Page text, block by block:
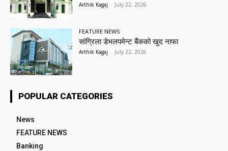
Arthik Kagaj - July 22, 2026
FEATURE NEWS
सांग्रिला डेभलपमेन्ट बैंकको खुद नाफा
Arthik Kagaj - July 22, 2026
POPULAR CATEGORIES
News
FEATURE NEWS
Banking